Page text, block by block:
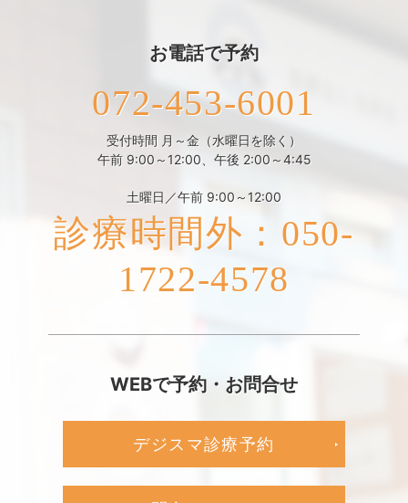
お電話で予約
072-453-6001
受付時間 月～金（水曜日を除く）
午前 9:00～12:00、午後 2:00～4:45
土曜日／午前 9:00～12:00
診療時間外：050-
1722-4578
WEBで予約・お問合せ
デジスマ診療予約